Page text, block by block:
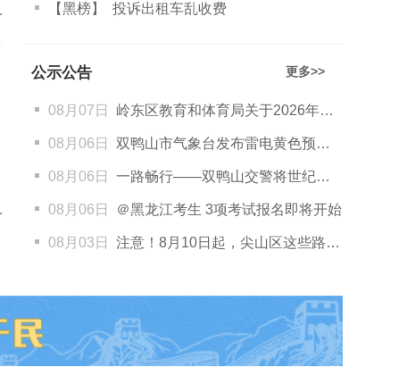
【黑榜】 投诉出租车乱收费
公示公告 更多>>
08月07日 岭东区教育和体育局关于2026年秋季招生入学的公告
08月06日 双鸭山市气象台发布雷电黄色预警信号
08月06日 一路畅行——双鸭山交警将世纪大道调整为“单向绿波带”模式
08月06日 ＠黑龙江考生 3项考试报名即将开始
08月03日 注意！8月10日起，尖山区这些路段此类车辆限制通行